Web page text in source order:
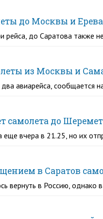
до Москвы и
до Саратова также
из Москвы и
авиарейса, сообщается
самолета до
вчера в 21.25, но их
в Саратов
вернуть в Россию, однако